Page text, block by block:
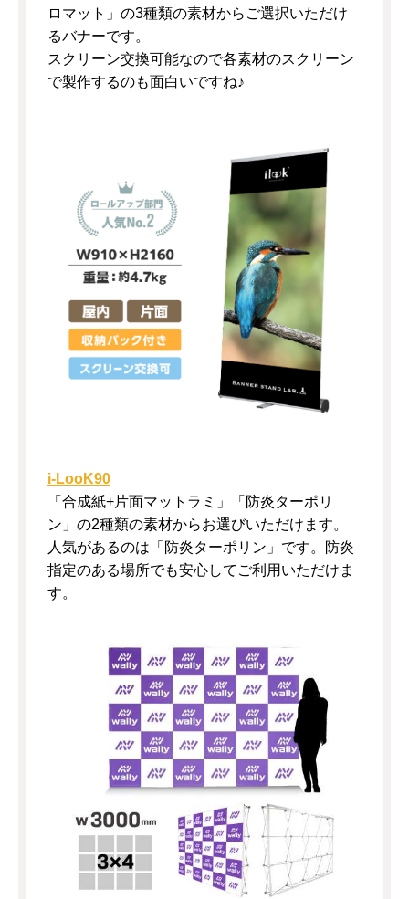
ロマット」の3種類の素材からご選択いただけ
るバナーです。
スクリーン交換可能なので各素材のスクリーン
で製作するのも面白いですね♪
i-LooK90
「合成紙+片面マットラミ」「防炎ターポリ
ン」の2種類の素材からお選びいただけます。
人気があるのは「防炎ターポリン」です。防炎
指定のある場所でも安心してご利用いただけま
す。